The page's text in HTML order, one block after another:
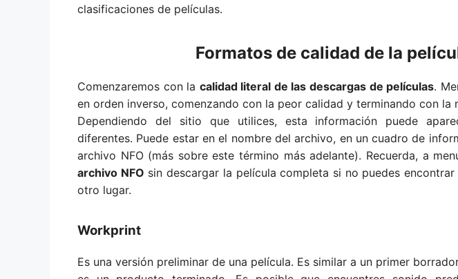
clasificaciones de películas.
Formatos de calidad de la
Comenzaremos con la calidad literal de las descargas de películas.
en orden inverso, comenzando con la peor calidad y terminando con la
Dependiendo del sitio que utilices, esta información puede
diferentes. Puede estar en el nombre del archivo, en un cuadro de
archivo NFO (más sobre este término más adelante). Recuerda, a
archivo NFO sin descargar la película completa si no puedes
otro lugar.
Workprint
Es una versión preliminar de una película. Es similar a un primer